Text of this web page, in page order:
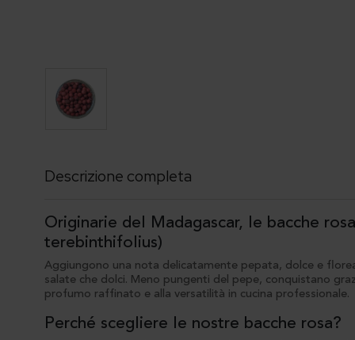
Descrizione completa
Originarie del Madagascar, le bacche
terebinthifolius)
Aggiungono una nota delicatamente pepata, dolce e
salate che dolci. Meno pungenti del pepe, conquistano
profumo raffinato e alla versatilità in cucina professionale.
Perché scegliere le nostre bacche rosa?